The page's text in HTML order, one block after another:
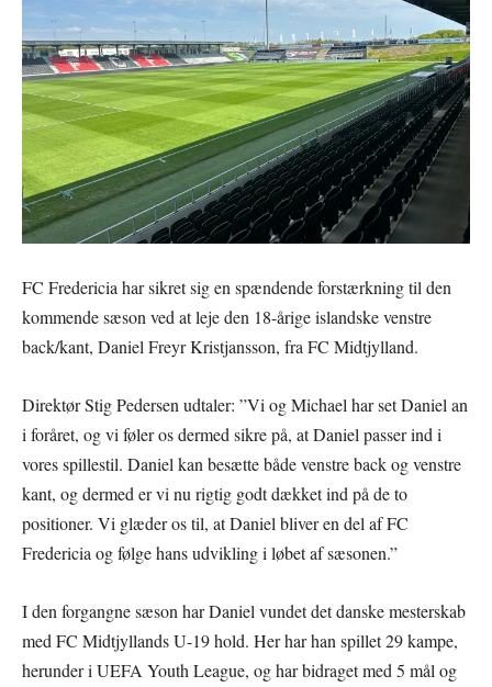
FC Fredericia har sikret sig en spændende forstærkning til den
kommende sæson ved at leje den 18-årige islandske venstre
back/kant, Daniel Freyr Kristjansson, fra FC Midtjylland.
Direktør Stig Pedersen udtaler: ”Vi og Michael har set Daniel an
i foråret, og vi føler os dermed sikre på, at Daniel passer ind i
vores spillestil. Daniel kan besætte både venstre back og venstre
kant, og dermed er vi nu rigtig godt dækket ind på de to
positioner. Vi glæder os til, at Daniel bliver en del af FC
Fredericia og følge hans udvikling i løbet af sæsonen.”
I den forgangne sæson har Daniel vundet det danske mesterskab
med FC Midtjyllands U-19 hold. Her har han spillet 29 kampe,
herunder i UEFA Youth League, og har bidraget med 5 mål og